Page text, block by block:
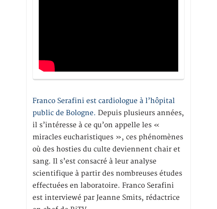
Franco Serafini est cardiologue à l’hôpital
public de Bologne. Depuis plusieurs années,
il s’intéresse à ce qu’on appelle les «
miracles eucharistiques », ces phénomènes
où des hosties du culte deviennent chair et
sang. Il s’est consacré à leur analyse
scientifique à partir des nombreuses études
effectuées en laboratoire. Franco Serafini
est interviewé par Jeanne Smits, rédactrice